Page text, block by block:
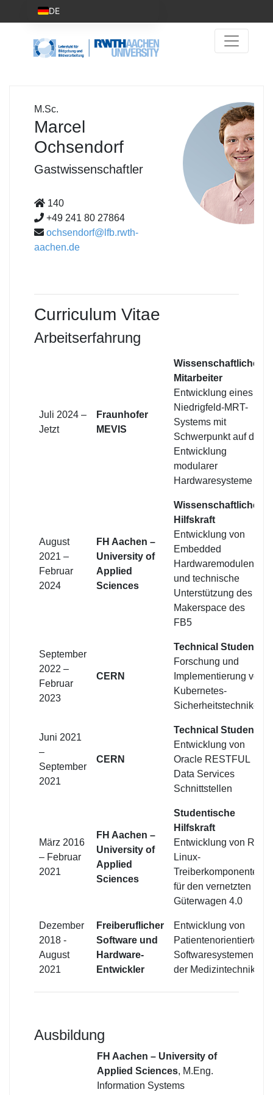
M.Sc.
Marcel
Ochsendorf
Gastwissenschaftler
140
+49 241 80 27864
ochsendorf@lfb.rwth-
aachen.de
Curriculum Vitae
Arbeitserfahrung
Juli 2024 –
Jetzt
Fraunhofer
MEVIS
Wissenschaftlicher
Mitarbeiter
Entwicklung eines
Niedrigfeld-MRT-
Systems mit
Schwerpunkt auf der
Entwicklung
modularer
Hardwaresysteme
August
2021 –
Februar
2024
FH Aachen –
University of
Applied
Sciences
Wissenschaftliche
Hilfskraft
Entwicklung von
Embedded
Hardwaremodulen
und technische
Unterstützung des
Makerspace des
FB5
September
2022 –
Februar
2023
CERN
Technical Student
Forschung und
Implementierung von
Kubernetes-
Sicherheitstechniken
Juni 2021
–
September
2021
CERN
Technical Student
Entwicklung von
Oracle RESTFUL
Data Services
Schnittstellen
März 2016
– Februar
2021
FH Aachen –
University of
Applied
Sciences
Studentische
Hilfskraft
Entwicklung von RT-
Linux-
Treiberkomponenten
für den vernetzten
Güterwagen 4.0
Dezember
2018 -
August
2021
Freiberuflicher
Software und
Hardware-
Entwickler
Entwicklung von
Patientenorientierten
Softwaresystemen in
der Medizintechnik
Ausbildung
FH Aachen – University of
Applied Sciences, M.Eng.
Information Systems
DE